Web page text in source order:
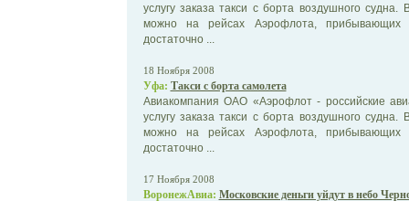
услугу заказа такси с борта воздушного судна.
можно на рейсах Аэрофлота, прибывающих
достаточно ...
18 Ноября 2008
Уфа: Такси с борта самолета
Авиакомпания ОАО «Аэрофлот - российские
услугу заказа такси с борта воздушного судна.
можно на рейсах Аэрофлота, прибывающих
достаточно ...
17 Ноября 2008
ВоронежАвиа: Московские деньги уйдут в небо